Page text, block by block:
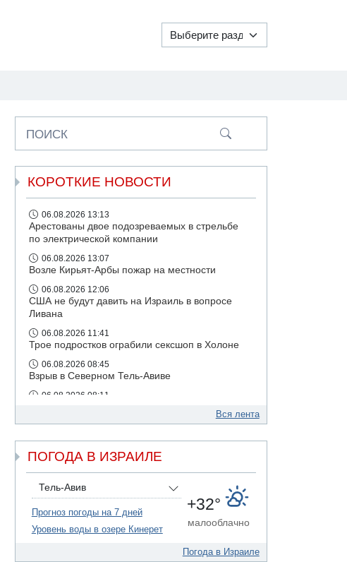
ПОИСК
КОРОТКИЕ НОВОСТИ
06.08.2026 13:13
Арестованы двое подозреваемых в стрельбе
по электрической компании
06.08.2026 13:07
Возле Кирьят-Арбы пожар на местности
06.08.2026 12:06
США не будут давить на Израиль в вопросе
Ливана
06.08.2026 11:41
Трое подростков ограбили сексшоп в Холоне
06.08.2026 08:45
Взрыв в Северном Тель-Авиве
06.08.2026 08:11
Вся лента
ПОГОДА В ИЗРАИЛЕ
Тель-Авив
Прогноз погоды на 7 дней
Уровень воды в озере Кинерет
+32°
малооблачно
Погода в Израиле